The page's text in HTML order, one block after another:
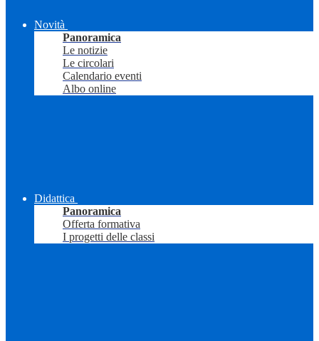
Novità
Panoramica
Le notizie
Le circolari
Calendario eventi
Albo online
Didattica
Panoramica
Offerta formativa
I progetti delle classi